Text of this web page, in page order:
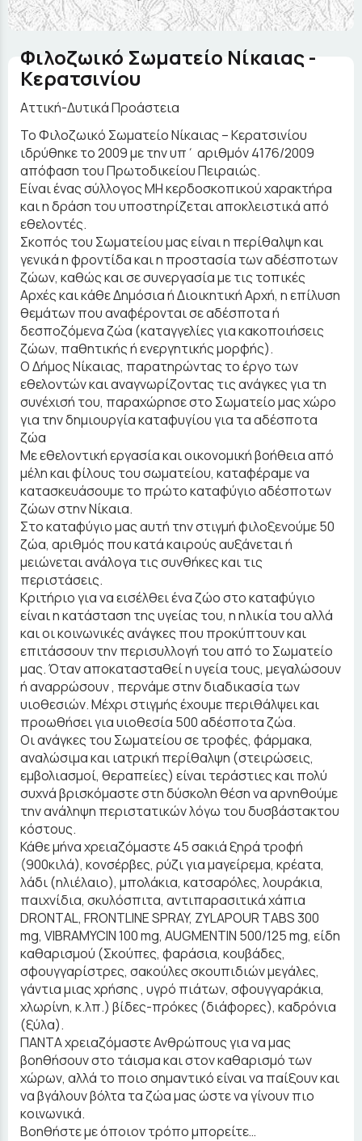
Φιλοζωικό Σωματείο Νίκαιας -
Κερατσινίου
Αττική-Δυτικά Προάστεια
Το Φιλοζωικό Σωματείο Νίκαιας – Κερατσινίου
ιδρύθηκε το 2009 με την υπ΄ αριθμόν 4176/2009
απόφαση του Πρωτοδικείου Πειραιώς.
Είναι ένας σύλλογος ΜΗ κερδοσκοπικού χαρακτήρα
και η δράση του υποστηρίζεται αποκλειστικά από
εθελοντές.
Σκοπός του Σωματείου μας είναι η περίθαλψη και
γενικά η φροντίδα και η προστασία των αδέσποτων
ζώων, καθώς και σε συνεργασία με τις τοπικές
Αρχές και κάθε Δημόσια ή Διοικητική Αρχή, η επίλυση
θεμάτων που αναφέρονται σε αδέσποτα ή
δεσποζόμενα ζώα (καταγγελίες για κακοποιήσεις
ζώων, παθητικής ή ενεργητικής μορφής).
Ο Δήμος Νίκαιας, παρατηρώντας το έργο των
εθελοντών και αναγνωρίζοντας τις ανάγκες για τη
συνέχισή του, παραχώρησε στο Σωματείο μας χώρο
για την δημιουργία καταφυγίου για τα αδέσποτα
ζώα
Με εθελοντική εργασία και οικονομική βοήθεια από
μέλη και φίλους του σωματείου, καταφέραμε να
κατασκευάσουμε το πρώτο καταφύγιο αδέσποτων
ζώων στην Νίκαια.
Στο καταφύγιο μας αυτή την στιγμή φιλοξενούμε 50
ζώα, αριθμός που κατά καιρούς αυξάνεται ή
μειώνεται ανάλογα τις συνθήκες και τις
περιστάσεις.
Κριτήριο για να εισέλθει ένα ζώο στο καταφύγιο
είναι η κατάσταση της υγείας του, η ηλικία του αλλά
και οι κοινωνικές ανάγκες που προκύπτουν και
επιτάσσουν την περισυλλογή του από το Σωματείο
μας. Όταν αποκατασταθεί η υγεία τους, μεγαλώσουν
ή αναρρώσουν , περνάμε στην διαδικασία των
υιοθεσιών. Μέχρι στιγμής έχουμε περιθάλψει και
προωθήσει για υιοθεσία 500 αδέσποτα ζώα.
Οι ανάγκες του Σωματείου σε τροφές, φάρμακα,
αναλώσιμα και ιατρική περίθαλψη (στειρώσεις,
εμβολιασμοί, θεραπείες) είναι τεράστιες και πολύ
συχνά βρισκόμαστε στη δύσκολη θέση να αρνηθούμε
την ανάληψη περιστατικών λόγω του δυσβάστακτου
κόστους.
Κάθε μήνα χρειαζόμαστε 45 σακιά ξηρά τροφή
(900κιλά), κονσέρβες, ρύζι για μαγείρεμα, κρέατα,
λάδι (ηλιέλαιο), μπολάκια, κατσαρόλες, λουράκια,
παιχνίδια, σκυλόσπιτα, αντιπαρασιτικά χάπια
DRONTAL, FRONTLINE SPRAY, ZYLAPOUR TABS 300
mg, VIBRAMYCIN 100 mg, AUGMENTIN 500/125 mg, είδη
καθαρισμού (Σκούπες, φαράσια, κουβάδες,
σφουγγαρίστρες, σακούλες σκουπιδιών μεγάλες,
γάντια μιας χρήσης , υγρό πιάτων, σφουγγαράκια,
χλωρίνη, κ.λπ.) βίδες-πρόκες (διάφορες), καδρόνια
(ξύλα).
ΠΑΝΤΑ χρειαζόμαστε Ανθρώπους για να μας
βοηθήσουν στο τάισμα και στον καθαρισμό των
χώρων, αλλά το ποιο σημαντικό είναι να παίξουν και
να βγάλουν βόλτα τα ζώα μας ώστε να γίνουν πιο
κοινωνικά.
Βοηθήστε με όποιον τρόπο μπορείτε…